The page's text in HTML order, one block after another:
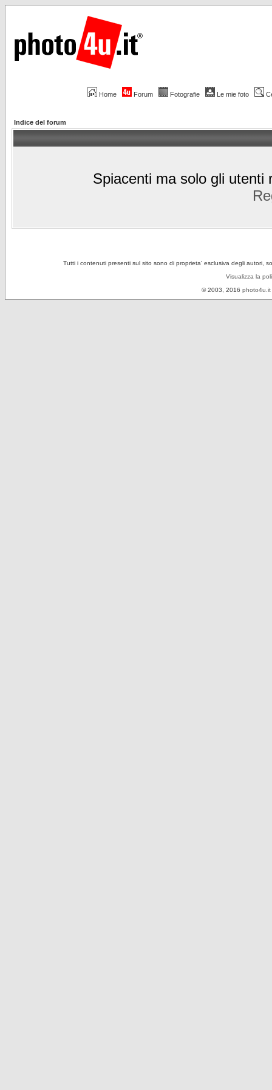
Home Forum Fotografie Le mie foto
Indice del forum
Spiacenti ma solo gli utenti
Tutti i contenuti presenti sul sito sono di proprieta' esclusiva degli autori,
Visualizza la
© 2003, 2016 photo4u.it